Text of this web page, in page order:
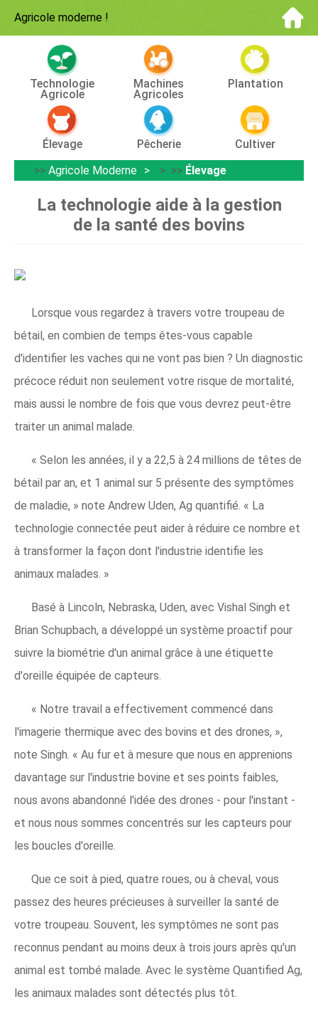
Agricole moderne !
Technologie
Agricole
Machines
Agricoles
Plantation
Élevage Pêcherie
Cultiver
>> Agricole Moderne > >> Élevage
La technologie aide à la gestion
de la santé des bovins
Lorsque vous regardez à travers votre troupeau de
bétail, en combien de temps êtes-vous capable
d'identifier les vaches qui ne vont pas bien ? Un diagnostic
précoce réduit non seulement votre risque de mortalité,
mais aussi le nombre de fois que vous devrez peut-être
traiter un animal malade.
« Selon les années, il y a 22,5 à 24 millions de têtes de
bétail par an, et 1 animal sur 5 présente des symptômes
de maladie, » note Andrew Uden, Ag quantifié. « La
technologie connectée peut aider à réduire ce nombre et
à transformer la façon dont l'industrie identifie les
animaux malades. »
Basé à Lincoln, Nebraska, Uden, avec Vishal Singh et
Brian Schupbach, a développé un système proactif pour
suivre la biométrie d'un animal grâce à une étiquette
d'oreille équipée de capteurs.
« Notre travail a effectivement commencé dans
l'imagerie thermique avec des bovins et des drones, »,
note Singh. « Au fur et à mesure que nous en apprenions
davantage sur l'industrie bovine et ses points faibles,
nous avons abandonné l'idée des drones - pour l'instant -
et nous nous sommes concentrés sur les capteurs pour
les boucles d'oreille.
Que ce soit à pied, quatre roues, ou à cheval, vous
passez des heures précieuses à surveiller la santé de
votre troupeau. Souvent, les symptômes ne sont pas
reconnus pendant au moins deux à trois jours après qu'un
animal est tombé malade. Avec le système Quantified Ag,
les animaux malades sont détectés plus tôt.